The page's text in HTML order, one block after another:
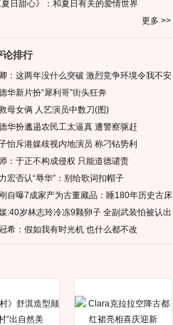
夏日甜心》：和夏日有关的爱情世界
更多 >>
论排行
：这两年没什么突破 激烈竞争环境令我不安
华新片扮“犀利哥”街头狂奔
母女俩 人艺演员中数刀(图)
华扮邋遢农民工太逼真 遭警察驱赶
怡斥港媒歧视内地演员 称刁钻势利
：于正不构成侵权 只能道德谴责
宏否认“辱华”：别给歌词扣帽子
自曝7成家产为古董藏品：睡180年历史古床
:40岁林志玲冷冻9颗卵子 全副武装怕被认出
希：假如我有时光机 也什么都不改